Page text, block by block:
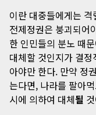
이란 대중들에게는
전제정권은 붕괴되어
한 인민들의 분노 때
대체할 것인지가 결
아야만 한다. 만약 정
는다면, 나라를 팔아
시에 의하여 대체될